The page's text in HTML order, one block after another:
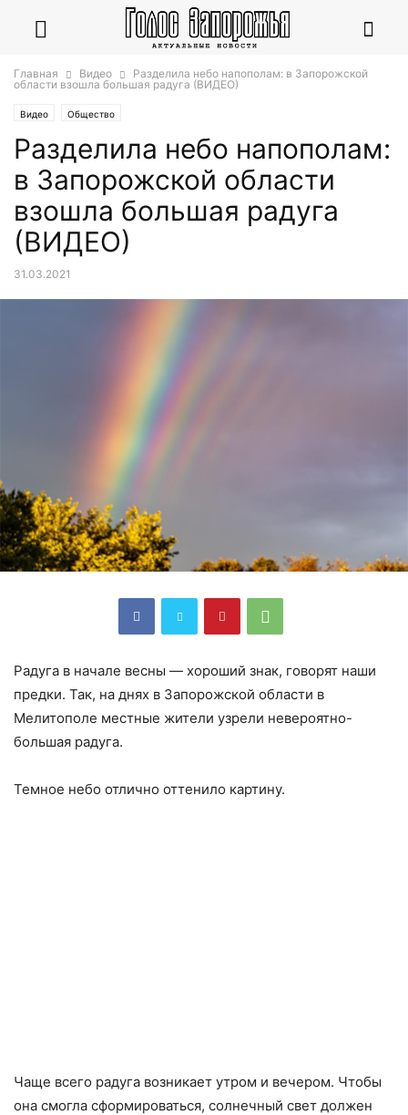
Главная Видео
Разделила небо напополам: в Запорожской
области взошла большая радуга (ВИДЕО)
Видео Общество
Разделила небо напополам:
в Запорожской области
взошла большая радуга
(ВИДЕО)
31.03.2021
Радуга в начале весны — хороший знак, говорят наши
предки. Так, на днях в Запорожской области в
Мелитополе местные жители узрели невероятно-
большая радуга.
Темное небо отлично оттенило картину.
Чаще всего радуга возникает утром и вечером. Чтобы
она смогла сформироваться, солнечный свет должен